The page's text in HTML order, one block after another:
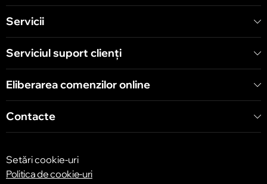
Chișinău
str. Arborilor 21, CC «Shopping MallDova»
Servicii
Serviciul suport clienţi
Eliberarea comenzilor online
Contacte
Setări cookie-uri
Politica de cookie-uri